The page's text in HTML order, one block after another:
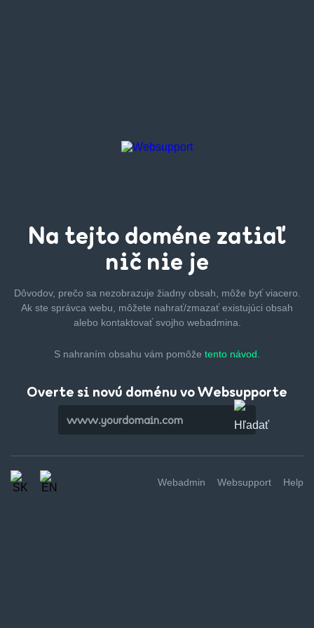
Na tejto doméne zatiaľ
nič nie je
Dôvodov, prečo sa nezobrazuje žiadny obsah, môže byťviacero.
Ak ste správca webu, môžete nahrať/zmazaťexistujúci obsah
alebo kontaktovať svojho webadmina.
S nahraním obsahu vám pomôže tento návod.
Overte si novú doménu vo Websupporte
Webadmin Websupport Help